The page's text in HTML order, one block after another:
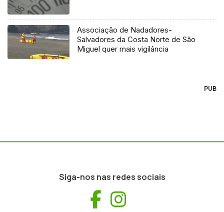
Associação de Nadadores-
Salvadores da Costa Norte de São
Miguel quer mais vigilância
PUB
Siga-nos nas redes sociais
Facebook